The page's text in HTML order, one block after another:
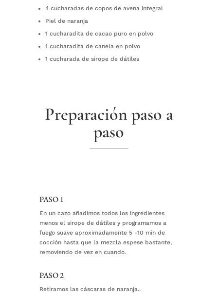
4 cucharadas de copos de avena integral ⁠
Piel de naranja ⁠
1 cucharadita de cacao puro en polvo⁠
1 cucharadita de canela en polvo ⁠
1 cucharada de sirope de dátiles
Preparación paso a
paso
PASO 1
En un cazo añadimos todos los ingredientes
menos el sirope de dátiles y programamos a
fuego suave aproximadamente 5 -10 min de
cocción hasta que la mezcla espese bastante,
removiendo de vez en cuando.⁠
PASO 2
Retiramos las cáscaras de naranja..⁠